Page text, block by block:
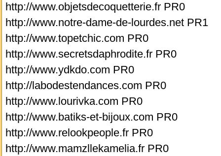
http://www.objetsdecoquetterie.fr PR0
http://www.notre-dame-de-lourdes.net PR1
http://www.topetchic.com PR0
http://www.secretsdaphrodite.fr PR0
http://www.ydkdo.com PR0
http://labodestendances.com PR0
http://www.lourivka.com PR0
http://www.batiks-et-bijoux.com PR0
http://www.relookpeople.fr PR0
http://www.mamzllekamelia.fr PR0